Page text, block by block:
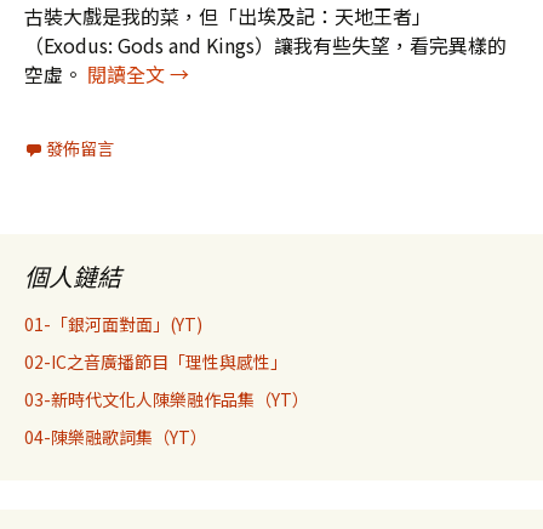
古裝大戲是我的菜，但「出埃及記：天地王者」
（Exodus: Gods and Kings）讓我有些失望，看完異樣的
空虛。 閱讀全文「出埃及記：天地王者」：表面顛覆其實
→
發佈留言
個人鏈結
01-「銀河面對面」(YT)
02-IC之音廣播節目「理性與感性」
03-新時代文化人陳樂融作品集（YT）
04-陳樂融歌詞集（YT）